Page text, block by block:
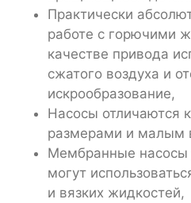
Практически
работе с горючими
качестве привода
сжатого воздуха и
искрообразование,
Насосы отличаются
размерами и малым
Мембранные насосы
могут
и вязких жидкостей,